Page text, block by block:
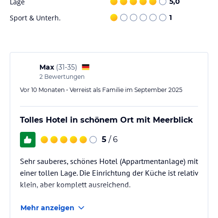
Sport und Unterhaltung
Garten des Hotels ist ein perfekter Ort für Grillabende und
geselliges Beisammensein. In der Umgebung von Agios Gordios
gibt es auch verschiedene Freizeitmöglichkeiten wie Wassersport,
Wandern und Bootsausflüge.
Hinweis: Verfasst von HolidayCheck mit Hilfe von KI. Alle
Angaben ohne Gewähr. Bitte lies vor der Buchung die
Sport & Unterh. 1
Max (31-35)
2 Bewertungen
Vor 10 Monaten • Verreist als Familie im September 2025
Tolles Hotel in schönem Ort mit Meerblick
5 / 6
Sehr sauberes, schönes Hotel (Appartmentanlage) mit
einer tollen Lage. Die Einrichtung der Küche ist relativ
klein, aber komplett ausreichend.
Mehr anzeigen